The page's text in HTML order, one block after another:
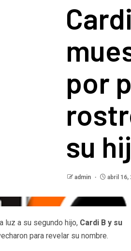
por
su
admin abril 16,
luz a su segundo hijo, Cardi B y su
para revelar su nombre.